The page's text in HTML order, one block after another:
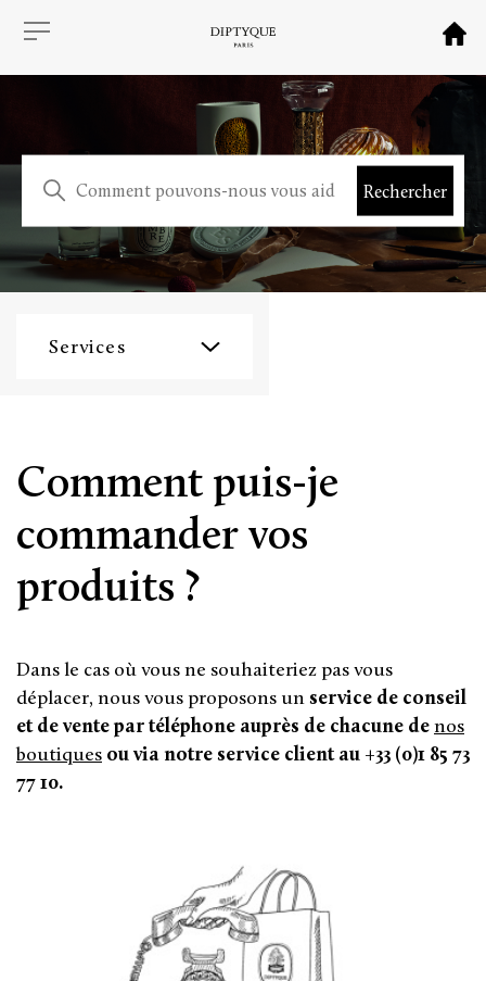
Services
Comment puis-je
commander vos
produits ?
Dans le cas où vous ne souhaiteriez pas vous
déplacer, nous vous proposons unservice de conseil
et de vente par téléphone auprès de chacune denos
boutiques ou via notre service client au +33 (0)1 85 73
77 10.